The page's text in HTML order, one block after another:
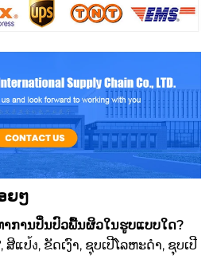
ຍໆ
າການປິ່ນປົວພື້ນຜິວໃນຮູບແບບໃດ?
ແປ้ง, ຂັດເງົາ, ຊຸບເປີໂລຫະດຳ, ຊຸບເປີ